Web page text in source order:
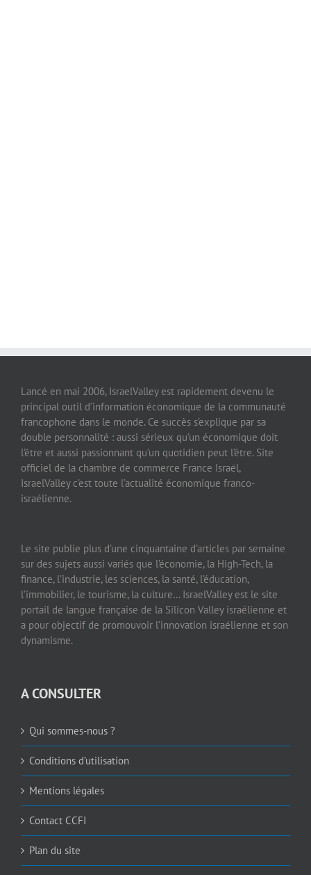
Lancé en mai 2006, IsraelValley est rapidement devenu le
principal outil d’information économique de la communauté
francophone dans le monde. Ce succès s’explique par sa
double personnalité : aussi sérieux qu’un économique doit
l’être et aussi passionnant qu’un quotidien peut l’être. Site
officiel de la chambre de commerce France Israël,
IsraelValley c’est toute l’actualité économique franco-
israélienne.
Le site publie plus d’une cinquantaine d’articles par semaine
sur des sujets aussi variés que l’économie, la High-Tech, la
finance, l’industrie, les sciences, la santé, l’éducation,
l’immobilier, le tourisme, la culture… IsraelValley est le site
portail de langue française de la Silicon Valley israélienne et
a pour objectif de promouvoir l’innovation israélienne et son
dynamisme.
A CONSULTER
Qui sommes-nous ?
Conditions d’utilisation
Mentions légales
Contact CCFI
Plan du site